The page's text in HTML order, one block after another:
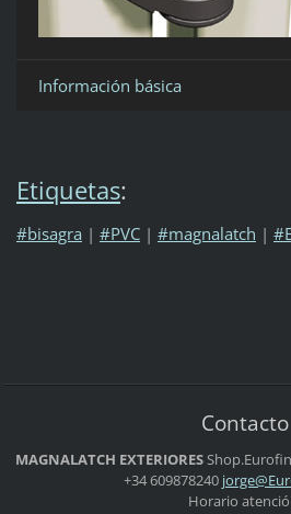
Información básica
Etiquetas:
#bisagra | #PVC | #magnalatch |
Contacto
MAGNALATCH EXTERIORES
+34 609878240 jorge@Eu
Horario